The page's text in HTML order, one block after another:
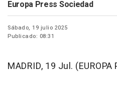
Europa Press Sociedad
Sábado, 19 julio 2025
Publicado: 08:31
MADRID, 19 Jul. (EUROPA